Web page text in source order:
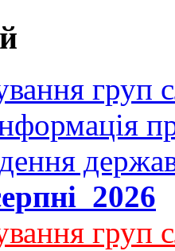
груп
2026
груп